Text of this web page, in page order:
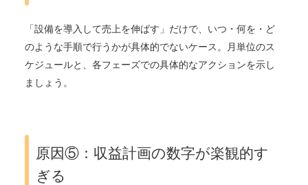
「設備を導入して売上を伸ばす」だけで、いつ・何を・ど
のような手順で行うかが具体的でないケース。月単位のス
ケジュールと、各フェーズでの具体的なアクションを示し
ましょう。
原因⑤：収益計画の数字が楽観的す
ぎる